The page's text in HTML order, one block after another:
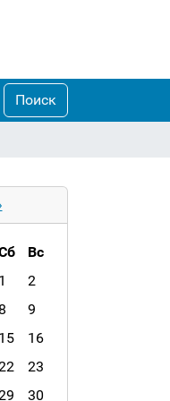
Поиск
Вс
1
2
8
9
15
16
23
30